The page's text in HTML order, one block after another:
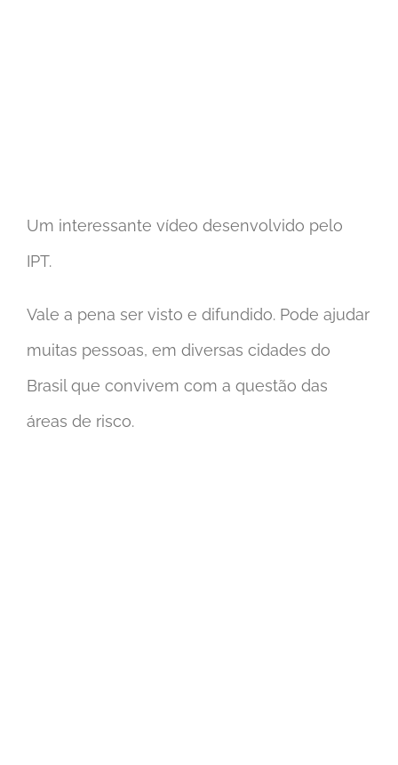
Um interessante vídeo desenvolvido pelo
IPT.
Vale a pena ser visto e difundido. Pode ajudar
muitas pessoas, em diversas cidades do
Brasil que convivem com a questão das
áreas de risco.